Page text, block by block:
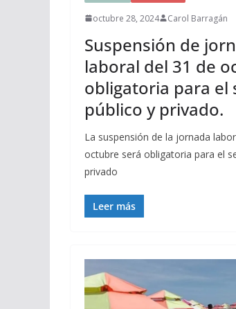
octubre 28, 2024 Carol Barragán
Suspensión de
laboral del 31 de
obligatoria para el
público y privado.
La suspensión de la jornada
octubre será obligatoria para el
privado
Leer más